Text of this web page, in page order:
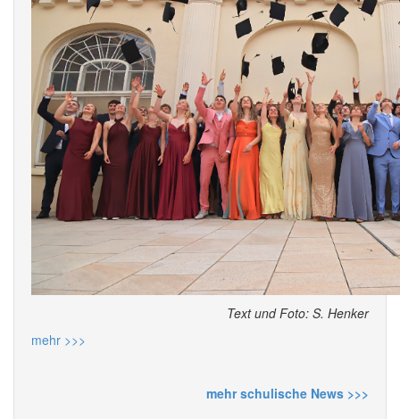
Text und Foto: S. Henker
mehr >>>
mehr schulische News >>>